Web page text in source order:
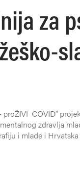
za
proŽIVI COVID”
zdravlja
i mlade i